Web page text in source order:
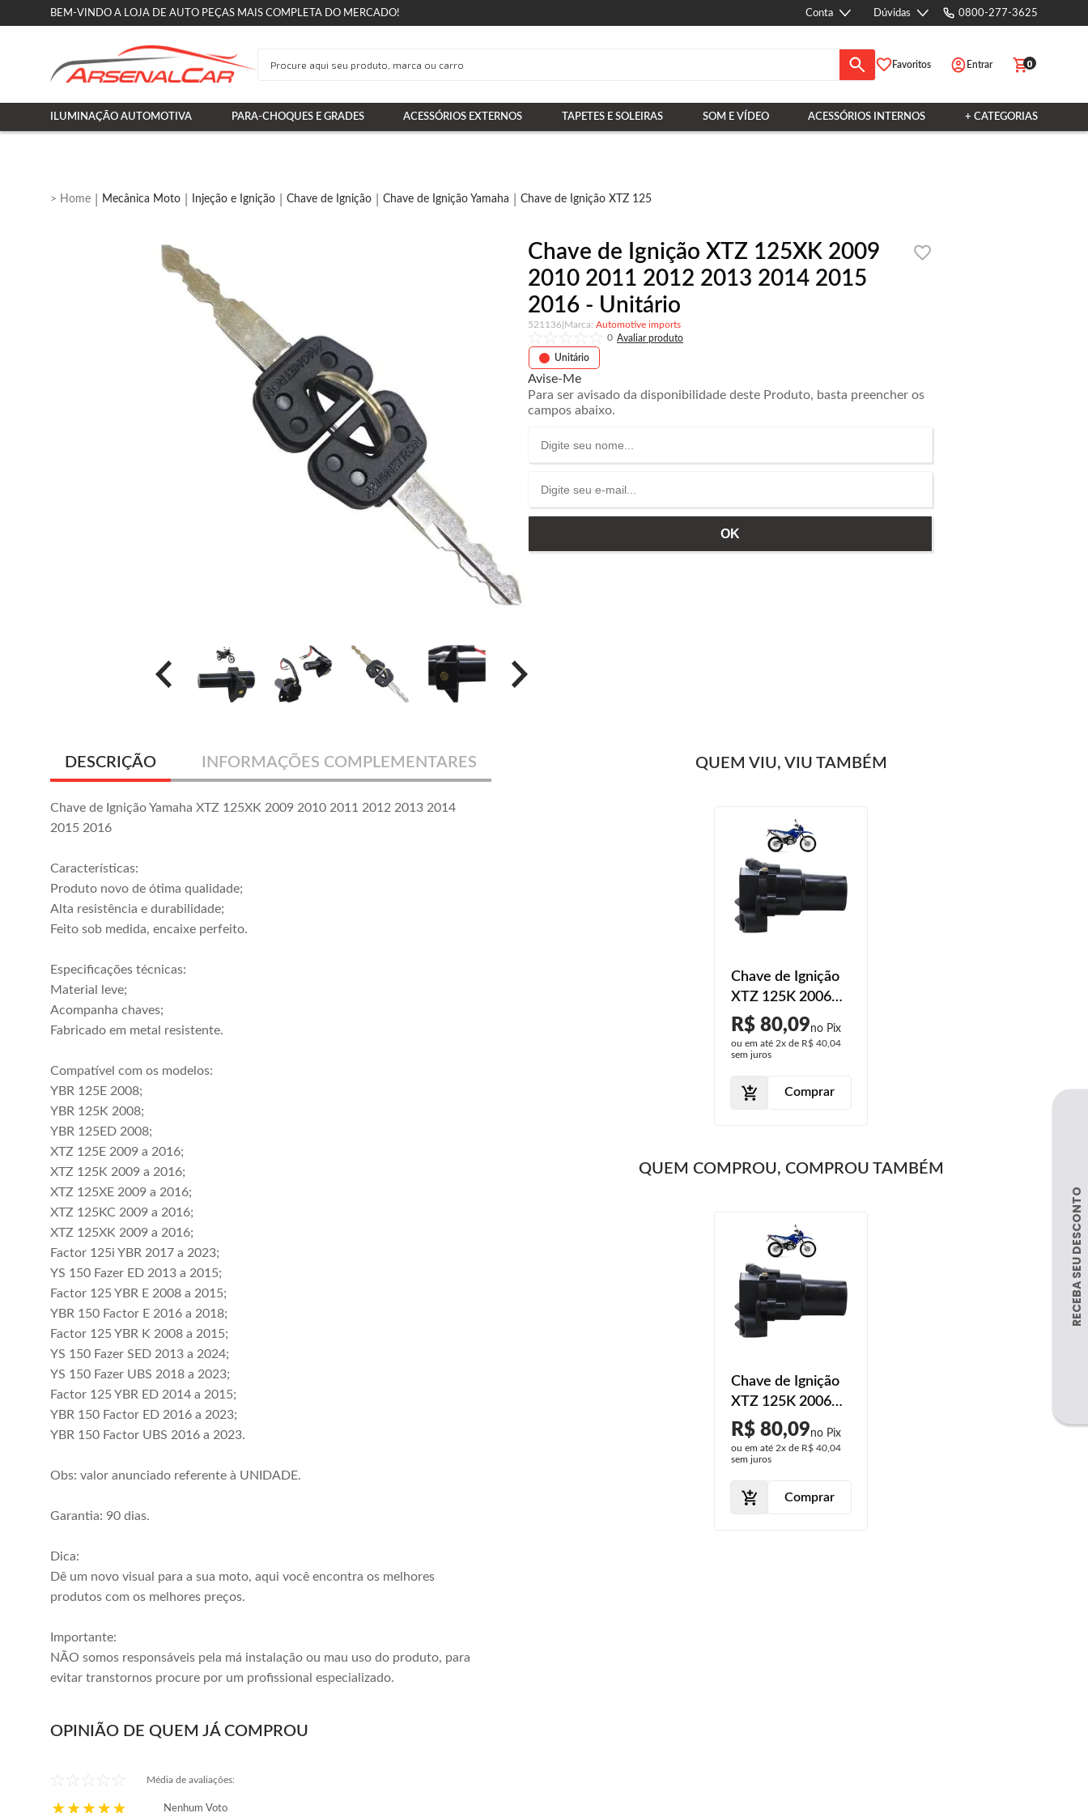
BEM-VINDO A LOJA DE AUTO PEÇAS MAIS COMPLETA DO MERCADO! Conta Dúvidas 0800-277-3625
Favoritos Entrar 0
ILUMINAÇÃO AUTOMOTIVA PARA-CHOQUES E GRADES ACESSÓRIOS EXTERNOS TAPETES E SOLEIRAS SOM E VÍDEO ACESSÓRIOS INTERNOS + CATEGORIAS
Mecânica Moto Injeção e Ignição Chave de Ignição Chave de Ignição Yamaha Chave de Ignição XTZ 125
Chave de Ignição XTZ 125XK 2009
2010 2011 2012 2013 2014 2015
2016 - Unitário
521136
Automotive imports
0
Unitário
Avise-Me
Para ser avisado da disponibilidade deste Produto, basta preencher os
campos abaixo.
DESCRIÇÃO INFORMAÇÕES COMPLEMENTARES
Chave de Ignição Yamaha XTZ 125XK 2009 2010 2011 2012 2013 2014
2015 2016
Características:
Produto novo de ótima qualidade;
Alta resistência e durabilidade;
Feito sob medida, encaixe perfeito.
Especificações técnicas:
Material leve;
Acompanha chaves;
Fabricado em metal resistente.
Compatível com os modelos:
YBR 125E 2008;
YBR 125K 2008;
YBR 125ED 2008;
XTZ 125E 2009 a 2016;
XTZ 125K 2009 a 2016;
XTZ 125XE 2009 a 2016;
XTZ 125KC 2009 a 2016;
XTZ 125XK 2009 a 2016;
Factor 125i YBR 2017 a 2023;
YS 150 Fazer ED 2013 a 2015;
Factor 125 YBR E 2008 a 2015;
YBR 150 Factor E 2016 a 2018;
Factor 125 YBR K 2008 a 2015;
YS 150 Fazer SED 2013 a 2024;
YS 150 Fazer UBS 2018 a 2023;
Factor 125 YBR ED 2014 a 2015;
YBR 150 Factor ED 2016 a 2023;
YBR 150 Factor UBS 2016 a 2023.
Obs: valor anunciado referente à UNIDADE.
Garantia: 90 dias.
Dica:
Dê um novo visual para a sua moto, aqui você encontra os melhores
produtos com os melhores preços.
Importante:
NÃO somos responsáveis pela má instalação ou mau uso do produto, para
evitar transtornos procure por um profissional especializado.
OPINIÃO DE QUEM JÁ COMPROU
Média de avaliações:
Nenhum Voto
QUEM VIU, VIU TAMBÉM
Chave de Ignição
XTZ 125K 2006
2007 2008
R$ 80,09
ou em até 2x de R$ 40,04
sem juros
Comprar
QUEM COMPROU, COMPROU TAMBÉM
Chave de Ignição
XTZ 125K 2006
2007 2008
R$ 80,09
ou em até 2x de R$ 40,04
sem juros
Comprar